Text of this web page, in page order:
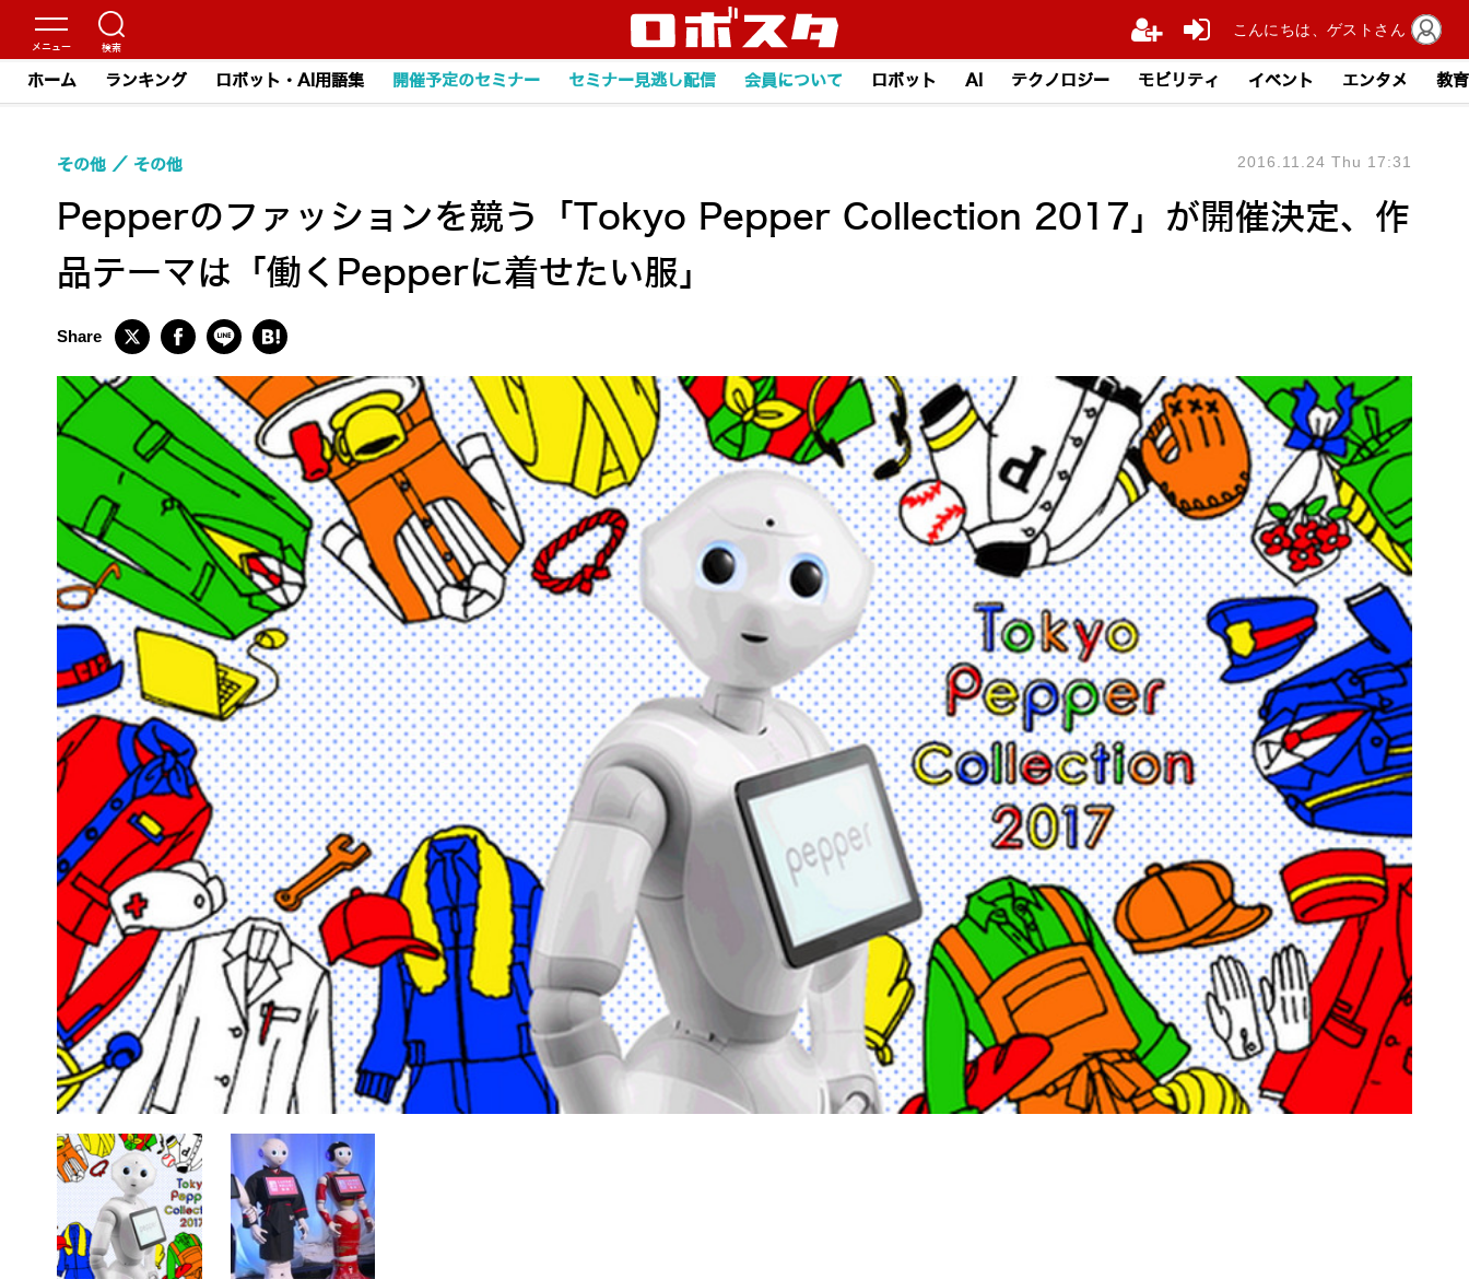
ホーム ランキング ロボット・AI用語集 開催予定のセミナー セミナー見逃し配信 会員について ロボット AI テクノロジー モビリティ イベント エンタメ 教育
Pepperのファッションを競う「Tokyo Pepper Collection 2017」が開催決定、作
品テーマは「働くPepperに着せたい服」
その他 その他 2016.11.24 Thu 17:31
こんにちは、ゲストさん